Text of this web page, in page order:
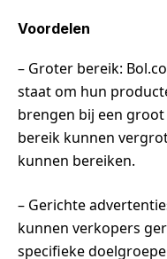
Voordelen
– Groter bereik:
staat om hun
brengen bij een
bereik kunnen
kunnen bereiken.
– Gerichte
kunnen verkopers
specifieke